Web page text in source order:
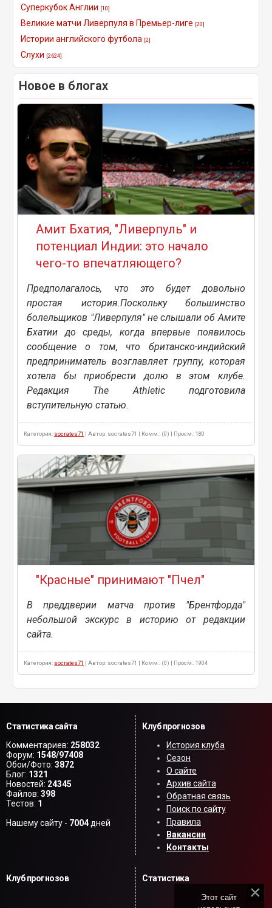
Суперкубок Англии [10]
Великие матчи Ливерпуля в Премьер-лиге [20]
Истории английского футбола [2]
Слухи [2624]
Новое в блогах
Амит Бхатия, "Ливерпуль" и
потенциал Индии: это начало
чего-то впечатляющего?
Предполагалось, что это будет довольно
простая история.Поскольку большинство
болельщиков "Ливерпуля" не слышали об Амите
Бхатии до среды, когда впервые появилось
сообщение о том, что британско-индийский
предприниматель возглавляет группу, которая
хотела бы приобрести долю в этом клубе.
Редакция The Athletic подготовила
вступительную статью.
Категория: socrates71 | Автор: socrates71 | Комм.: (0) | Просм.: 180
"Красные" принимают "Пчел"
В преддверии матча против "Брентфорда"
небольшой экскурс в историю от редакции
сайта.
Категория: socrates71 | Автор: socrates71 | Комм.: (0) | Просм.: 1904
Статистика сайта
Комментариев: 258032
Форум: 1548/97408
Обои/Фото: 3872
Блог: 1321
Новостей: 24345
Файлов: 398
Тестов: 1
Нашему сайту - 7004дней
Клуб прогнозов
История клуба
Сезон
О сайте
Архив сайта
Обратная связь
Поиск по сайту
Правила
Вакансии
Контакты
Клуб прогнозов Статистика
Этот сайт